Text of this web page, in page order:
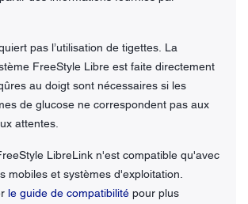
pas l’utilisation de tigettes. La
FreeStyle Libre est faite directement
au doigt sont nécessaires si les
de glucose ne correspondent pas aux
attentes.
LibreLink n'est compatible qu'avec
mobiles et systèmes d'exploitation.
le guide de compatibilité pour plus